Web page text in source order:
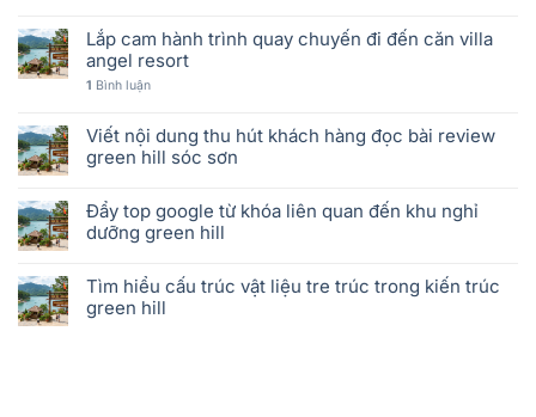
Lắp cam hành trình quay chuyến đi đến căn villa
angel resort
1 Bình luận
Viết nội dung thu hút khách hàng đọc bài review
green hill sóc sơn
Đẩy top google từ khóa liên quan đến khu nghỉ
dưỡng green hill
Tìm hiểu cấu trúc vật liệu tre trúc trong kiến trúc
green hill